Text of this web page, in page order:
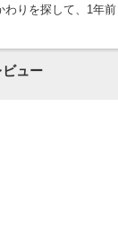
わりを探して、1年
ュー